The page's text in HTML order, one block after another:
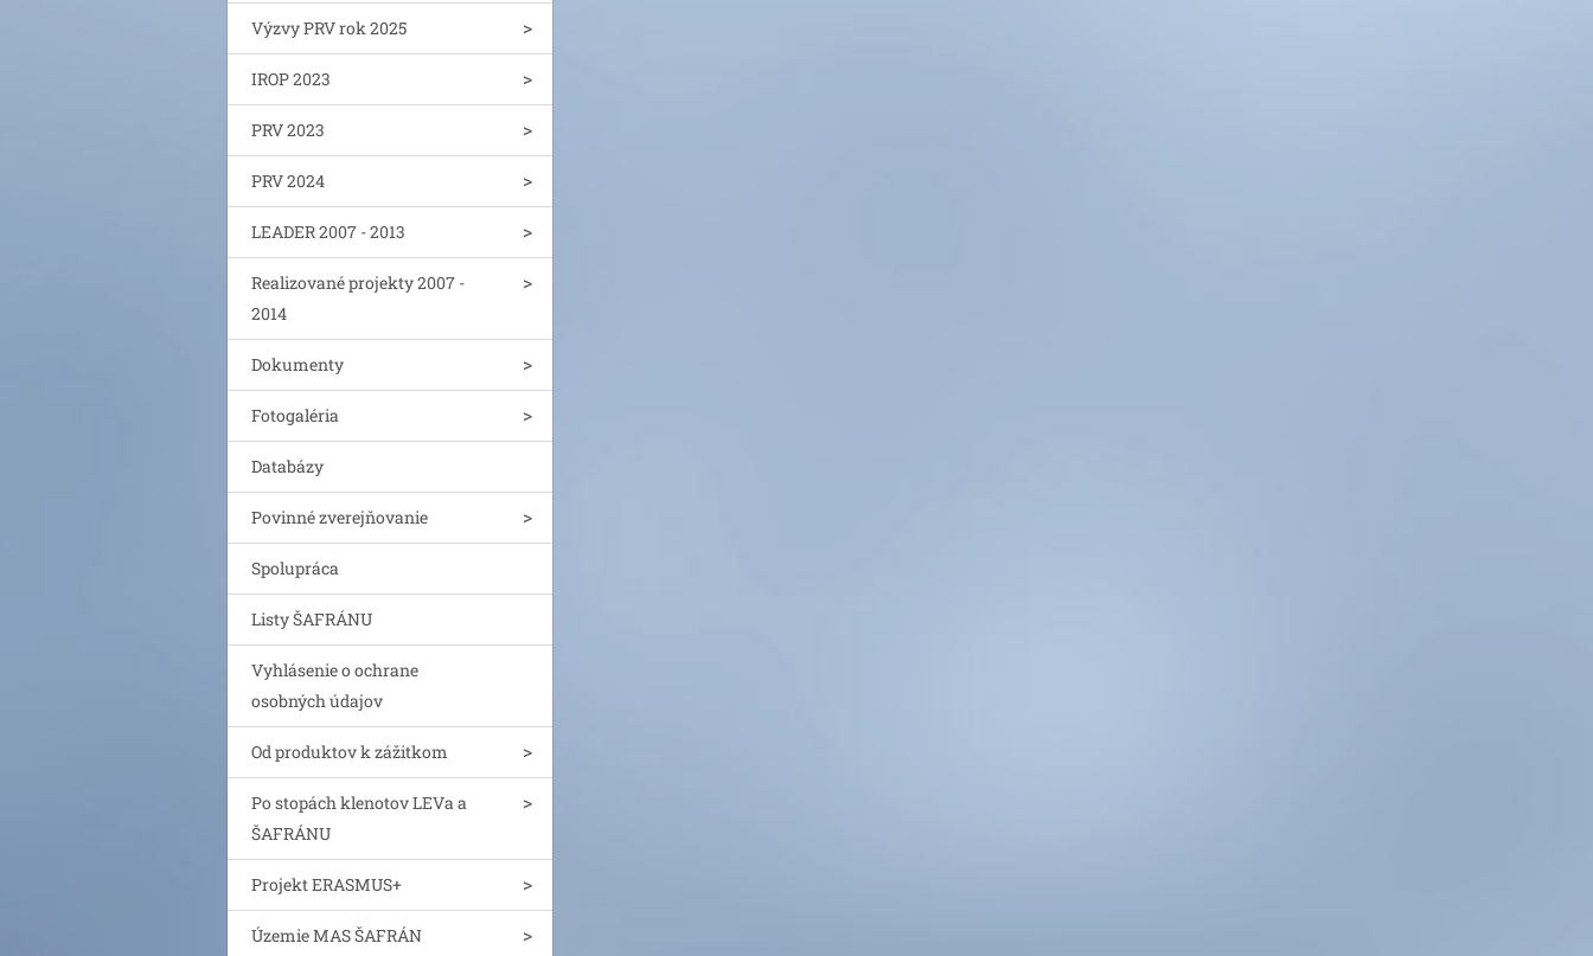
Výzvy PRV rok 2025
IROP 2023
PRV 2023
PRV 2024
LEADER 2007 - 2013
Realizované projekty 2007 -
2014
Dokumenty
Fotogaléria
Databázy
Povinné zverejňovanie
Spolupráca
Listy ŠAFRÁNU
Vyhlásenie o ochrane
osobných údajov
Od produktov k zážitkom
Po stopách klenotov LEVa a
ŠAFRÁNU
Projekt ERASMUS+
Územie MAS ŠAFRÁN